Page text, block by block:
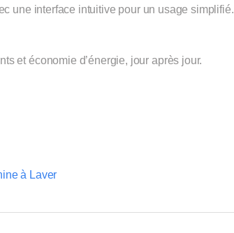
une interface intuitive pour un usage simplifié.
et économie d’énergie, jour après jour.
à Laver